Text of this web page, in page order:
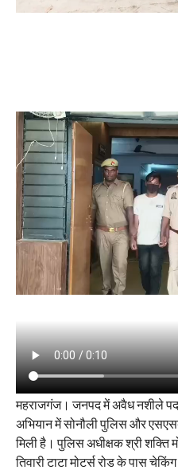
महराजगंज। जनपद में अवैध नशीले
अभियान में सोनौली पुलिस और
मिली है। पुलिस अधीक्षक श्री शक्ति
तिवारी टाटा मोटर्स रोड के पास